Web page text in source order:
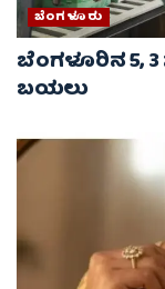
ಬೆಂಗಳೂರು
ಬೆಂಗಳೂರಿನ 5,
ಬಯಲು